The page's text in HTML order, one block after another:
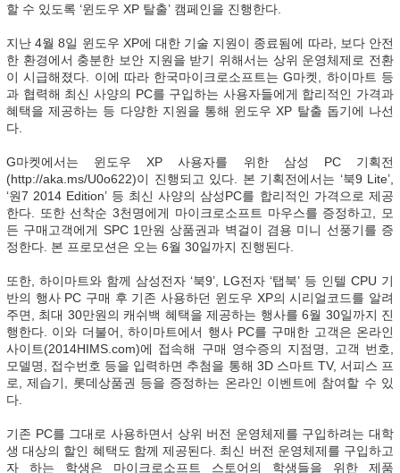
할 수 있도록 ‘윈도우 XP 탈출’ 캠페인을 진행한다.
지난 4월 8일 윈도우 XP에 대한 기술 지원이 종료됨에 따라, 보다 안전
한 환경에서 충분한 보안 지원을 받기 위해서는 상위 운영체제로 전환
이 시급해졌다. 이에 따라 한국마이크로소프트는 G마켓, 하이마트 등
과 협력해 최신 사양의 PC를 구입하는 사용자들에게 합리적인 가격과
혜택을 제공하는 등 다양한 지원을 통해 윈도우 XP 탈출 돕기에 나선
다.
G마켓에서는 윈도우 XP 사용자를 위한 삼성 PC 기획전
(http://aka.ms/U0o622)이 진행되고 있다. 본 기획전에서는 ‘북9 Lite’,
‘원7 2014 Edition’ 등 최신 사양의 삼성PC를 합리적인 가격으로 제공
한다. 또한 선착순 3천명에게 마이크로소프트 마우스를 증정하고, 모
든 구매고객에게 SPC 1만원 상품권과 벽걸이 겸용 미니 선풍기를 증
정한다. 본 프로모션은 오는 6월 30일까지 진행된다.
또한, 하이마트와 함께 삼성전자 ‘북9’, LG전자 ‘탭북’ 등 인텔 CPU 기
반의 행사 PC 구매 후 기존 사용하던 윈도우 XP의 시리얼코드를 알려
주면, 최대 30만원의 캐쉬백 혜택을 제공하는 행사를 6월 30일까지 진
행한다. 이와 더불어, 하이마트에서 행사 PC를 구매한 고객은 온라인
사이트(2014HIMS.com)에 접속해 구매 영수증의 지점명, 고객 번호,
모델명, 접수번호 등을 입력하면 추첨을 통해 3D 스마트 TV, 서피스 프
로, 제습기, 롯데상품권 등을 증정하는 온라인 이벤트에 참여할 수 있
다.
기존 PC를 그대로 사용하면서 상위 버전 운영체제를 구입하려는 대학
생 대상의 할인 혜택도 함께 제공된다. 최신 버전 운영체제를 구입하고
자 하는 학생은 마이크로소프트 스토어의 학생들을 위한 제품